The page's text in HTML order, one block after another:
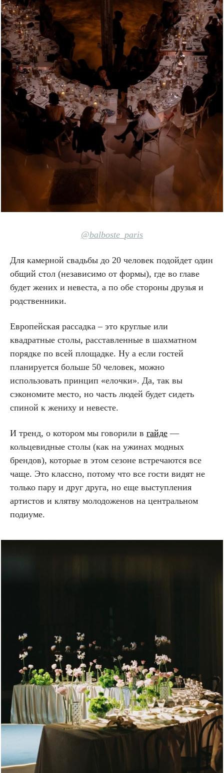
@balboste_paris
Для камерной свадьбы до 20 человек подойдет один
общий стол (независимо от формы), где во главе
будет жених и невеста, а по обе стороны друзья и
родственники.
Европейская рассадка – это круглые или
квадратные столы, расставленные в шахматном
порядке по всей площадке. Ну а если гостей
планируется больше 50 человек, можно
использовать принцип «елочки». Да, так вы
сэкономите место, но часть людей будет сидеть
спиной к жениху и невесте.
И тренд, о котором мы говорили в гайде —
кольцевидные столы (как на ужинах модных
брендов), которые в этом сезоне встречаются все
чаще. Это классно, потому что все гости видят не
только пару и друг друга, но еще выступления
артистов и клятву молодоженов на центральном
подиуме.